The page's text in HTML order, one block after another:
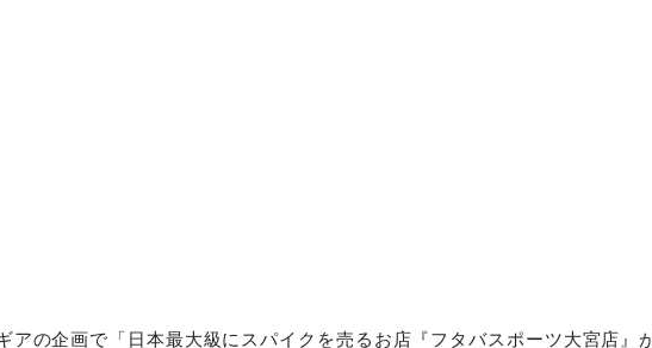
アの企画で「日本最大級にスパイクを売るお店『フタバスポーツ大宮店』